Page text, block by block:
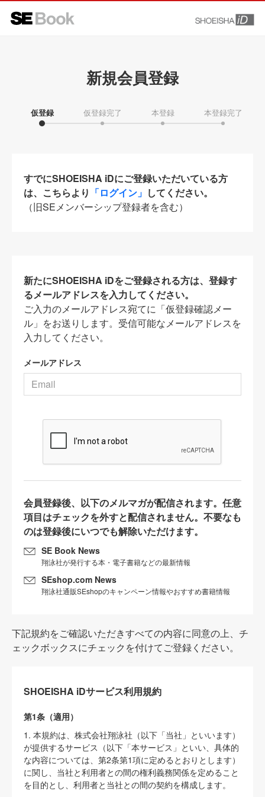
新規会員登録
仮登録 仮登録完了 本登録 本登録完了
すでにSHOEISHA iDにご登録いただいている方
は、こちらより 「ログイン」 してください。
（旧SEメンバーシップ登録者を含む）
新たにSHOEISHA iDをご登録される方は、登録す
るメールアドレスを入力してください。
ご入力のメールアドレス宛てに「仮登録確認メー
ル」をお送りします。受信可能なメールアドレスを
入力してください。
メールアドレス
会員登録後、以下のメルマガが配信されます。任意
項目はチェックを外すと配信されません。不要なも
のは登録後にいつでも解除いただけます。
SE Book News
翔泳社が発行する本・電子書籍などの最新情報
SEshop.com News
翔泳社通販SEshopのキャンペーン情報やおすすめ書籍情報
下記規約をご確認いただきすべての内容に同意の上、チ
ェックボックスにチェックを付けてご登録ください。
SHOEISHA iDサービス利用規約
第1条（適用）
1. 本規約は、株式会社翔泳社（以下「当社」といいます）
が提供するサービス（以下「本サービス」といい、具体的
な内容については、第2条第1項に定めるとおりとします）
に関し、当社と利用者との間の権利義務関係を定めること
を目的とし、利用者と当社との間の契約を構成します。